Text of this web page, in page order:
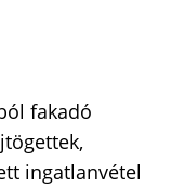
fakadó
ingatlanvétel